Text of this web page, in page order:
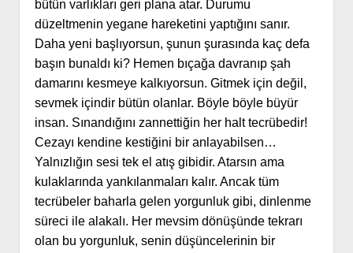
İletişim
bütün varlıkları geri plana atar. Durumu
düzeltmenin yegane hareketini yaptığını sanır.
Daha yeni başlıyorsun, şunun şurasında kaç defa
başın bunaldı ki? Hemen bıçağa davranıp şah
damarını kesmeye kalkıyorsun. Gitmek için değil,
sevmek içindir bütün olanlar. Böyle böyle büyür
insan. Sınandığını zannettiğin her halt tecrübedir!
Cezayı kendine kestiğini bir anlayabilsen…
Yalnızlığın sesi tek el atış gibidir. Atarsın ama
kulaklarında yankılanmaları kalır. Ancak tüm
tecrübeler baharla gelen yorgunluk gibi, dinlenme
süreci ile alakalı. Her mevsim dönüşünde tekrarı
olan bu yorgunluk, senin düşüncelerinin bir